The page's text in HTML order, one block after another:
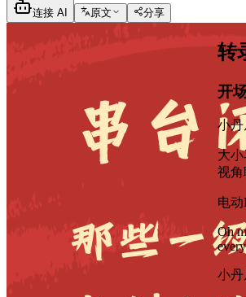
连接 AI 原文 分享
转
开
小丹
大
视角
电动
Oh
小丹